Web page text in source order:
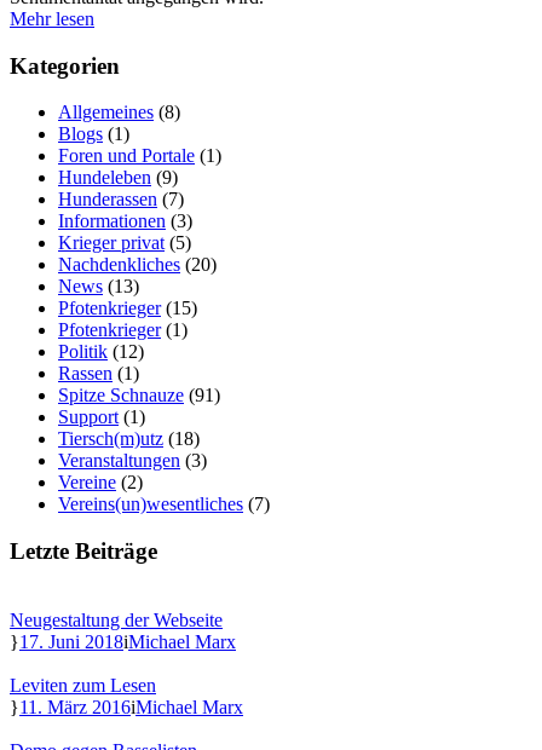
Mehr lesen
Kategorien
Allgemeines (8)
Blogs (1)
Foren und Portale (1)
Hundeleben (9)
Hunderassen (7)
Informationen (3)
Krieger privat (5)
Nachdenkliches (20)
News (13)
Pfotenkrieger(15)
Pfotenkrieger(1)
Politik (12)
Rassen (1)
Spitze Schnauze (91)
Support (1)
Tiersch(m)utz (18)
Veranstaltungen (3)
Vereine (2)
Vereins(un)wesentliches (7)
Letzte Beiträge
Neugestaltung der Webseite
17. Juni 2018 Michael Marx
Leviten zum Lesen
11. März 2016 Michael Marx